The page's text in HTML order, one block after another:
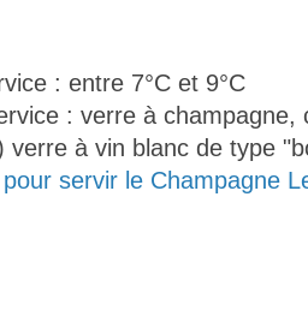
: entre 7°C et 9°C
: verre à champagne,
verre à vin blanc de type
servir le Champagne